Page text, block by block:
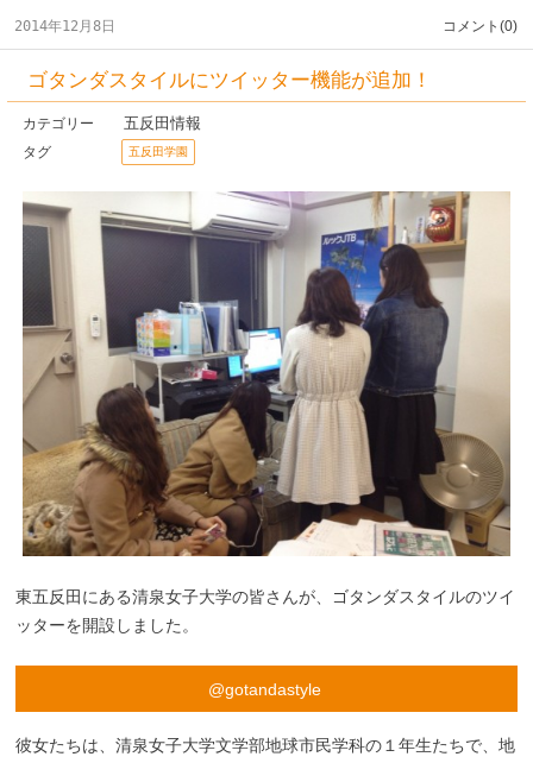
2014年12月8日 コメント(0)
ゴタンダスタイルにツイッター機能が追加！
カテゴリー 五反田情報
タグ 五反田学園
東五反田にある清泉女子大学の皆さんが、ゴタンダスタイルのツイ
ッターを開設しました。
@gotandastyle
彼女たちは、清泉女子大学文学部地球市民学科の１年生たちで、地